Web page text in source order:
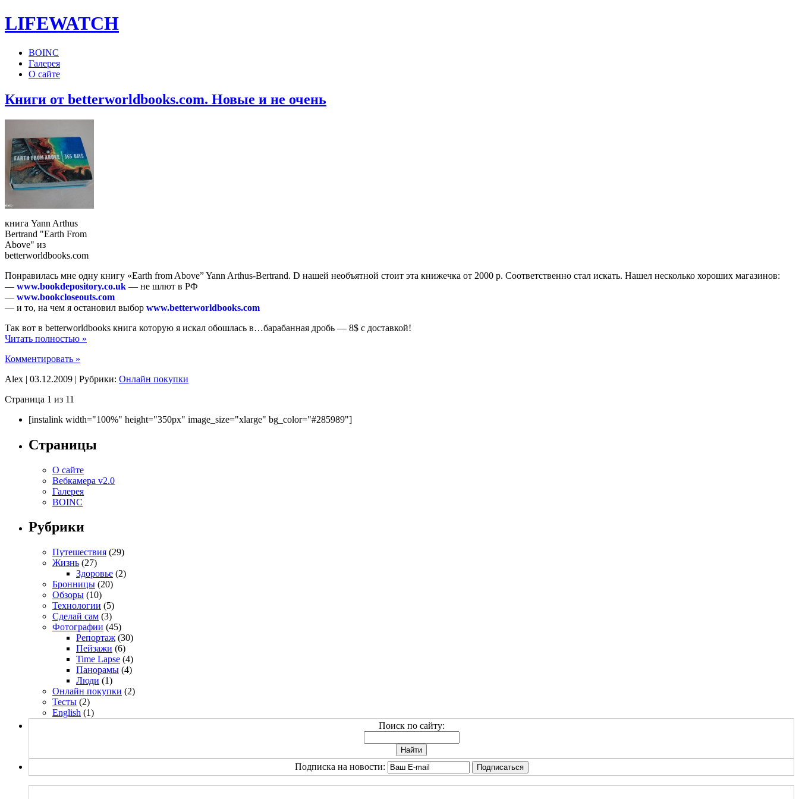
LIFEWATCH
BOINC
Галерея
О сайте
Книги от betterworldbooks.com. Новые и не очень
книга Yann Arthus
Bertrand "Earth From
Above" из
betterworldbooks.com
Понравилась мне одну книгу «Earth from Above” Yann Arthus-Bertrand. D нашей необъятной стоит эта книжечка от 2000 р. Соответственно стал искать. Нашел несколько хороших магазинов:
— www.bookdepository.co.uk — не шлют в РФ
— www.bookcloseouts.com
— и то, на чем я остановил выбор www.betterworldbooks.com
Так вот в betterworldbooks книга которую я искал обошлась в…барабанная дробь — 8$ с доставкой!
Читать полностью »
Комментировать »
Alex | 03.12.2009 | Рубрики: Онлайн покупки
Страница 1 из 11
[instalink width="100%" height="350px" image_size="xlarge" bg_color="#285989"]
Страницы
О сайте
Вебкамера v2.0
Галерея
BOINC
Рубрики
Путешествия (29)
Жизнь (27)
Здоровье (2)
Бронницы (20)
Обзоры (10)
Технологии (5)
Сделай сам (3)
Фотографии (45)
Репортаж (30)
Пейзажи (6)
Time Lapse (4)
Панорамы (4)
Люди (1)
Онлайн покупки (2)
Тесты (2)
English (1)
Поиск по сайту:
Подписка на новости: